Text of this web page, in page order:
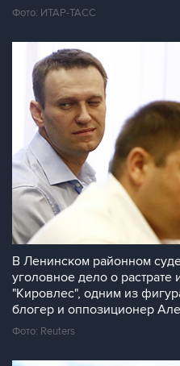
Фото: ИТАР-ТАСС
В Ленинском районном
уголовное дело о
"Кировлес", одним из
блогер и оппозиционер
Фото: Reuters